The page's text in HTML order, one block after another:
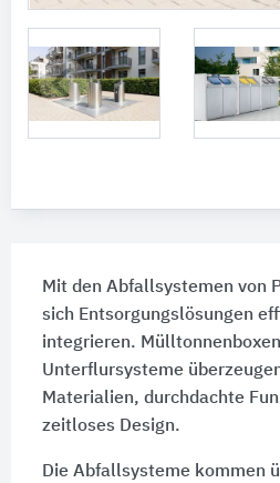
Mit den Abfallsystemen von
sich Entsorgungslösungen
integrieren.
Unterflursysteme
Materialien, durchdachte
zeitloses Design.
Die Abfallsysteme kommen